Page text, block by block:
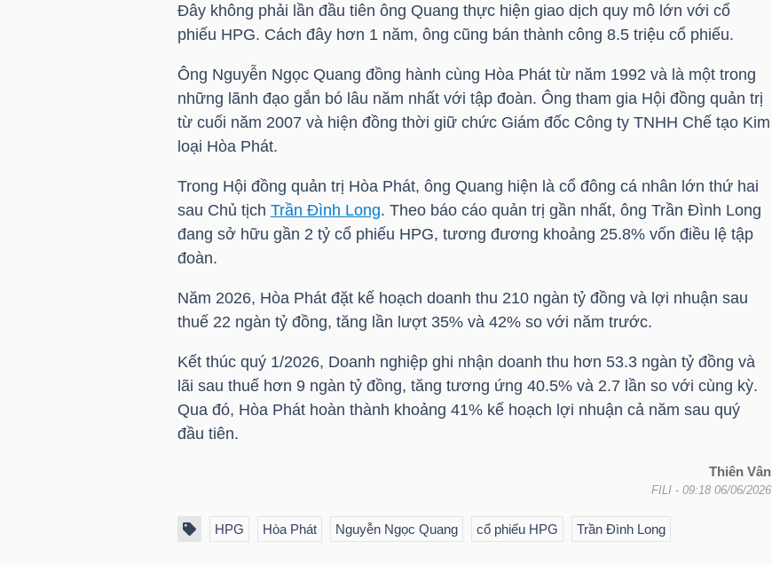
Đây không phải lần đầu tiên ông Quang thực hiện giao dịch quy mô lớn với cổ
phiếu HPG. Cách đây hơn 1 năm, ông cũng bán thành công 8.5 triệu cổ phiếu.
Ông Nguyễn Ngọc Quang đồng hành cùng Hòa Phát từ năm 1992 và là một trong
những lãnh đạo gắn bó lâu năm nhất với tập đoàn. Ông tham gia Hội đồng quản trị
từ cuối năm 2007 và hiện đồng thời giữ chức Giám đốc Công ty TNHH Chế tạo Kim
loại Hòa Phát.
Trong Hội đồng quản trị Hòa Phát, ông Quang hiện là cổ đông cá nhân lớn thứ hai
sau Chủ tịch Trần Đình Long. Theo báo cáo quản trị gần nhất, ông Trần Đình Long
đang sở hữu gần 2 tỷ cổ phiếu HPG, tương đương khoảng 25.8% vốn điều lệ tập
đoàn.
Năm 2026, Hòa Phát đặt kế hoạch doanh thu 210 ngàn tỷ đồng và lợi nhuận sau
thuế 22 ngàn tỷ đồng, tăng lần lượt 35% và 42% so với năm trước.
Kết thúc quý 1/2026, Doanh nghiệp ghi nhận doanh thu hơn 53.3 ngàn tỷ đồng và
lãi sau thuế hơn 9 ngàn tỷ đồng, tăng tương ứng 40.5% và 2.7 lần so với cùng kỳ.
Qua đó, Hòa Phát hoàn thành khoảng 41% kế hoạch lợi nhuận cả năm sau quý
đầu tiên.
Thiên Vân
FILI - 09:18 06/06/2026
HPG Hòa Phát Nguyễn Ngọc Quang cổ phiếu HPG Trần Đình Long